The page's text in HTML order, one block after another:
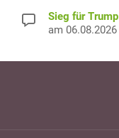
Sieg für Trump
am